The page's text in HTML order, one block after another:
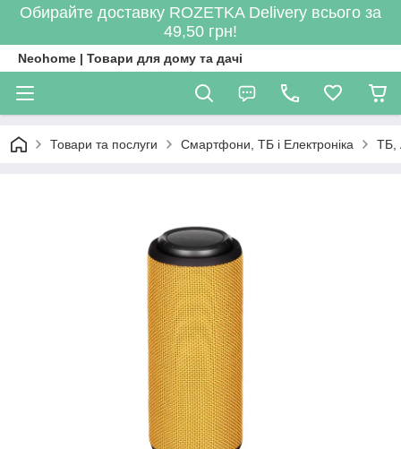
Обирайте доставку ROZETKA Delivery всього за
49,50 грн!
Neohome | Товари для дому та дачі
Товари та послуги Смартфони, ТБ і Електроніка ТБ,